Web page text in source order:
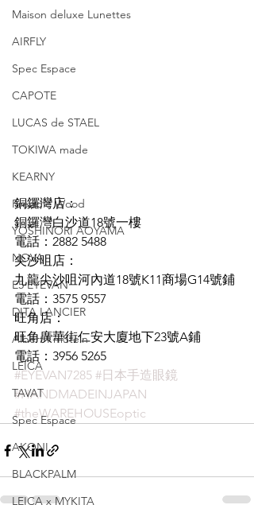
Maison deluxe Lunettes
AIRFLY
Spec Espace
CAPOTE
LUCAS de STAEL
TOKIWA made
KEARNY
Freddie Wood
YOSHINORI AOYAMA
NOVA
E5 EYEVAN
DITA LANCIER
Albert I'mStein
LEICA
TAVAT
Spec Espace
AKONI
BLACKPALM
LEICA x MYKITA
銅鑼灣店：
銅鑼灣白沙道18號一樓
電話：2882 5488
尖沙咀店：
九龍尖沙咀河內道18號K11商場G14號鋪
電話：3575 9557
旺角店：
旺角廣華街仁安大廈地下23號A鋪
電話：3956 5265
#EYEVAN7285 #日本手造眼鏡
#HANDMADEINJAPAN
#theWAREHOUSEoptic